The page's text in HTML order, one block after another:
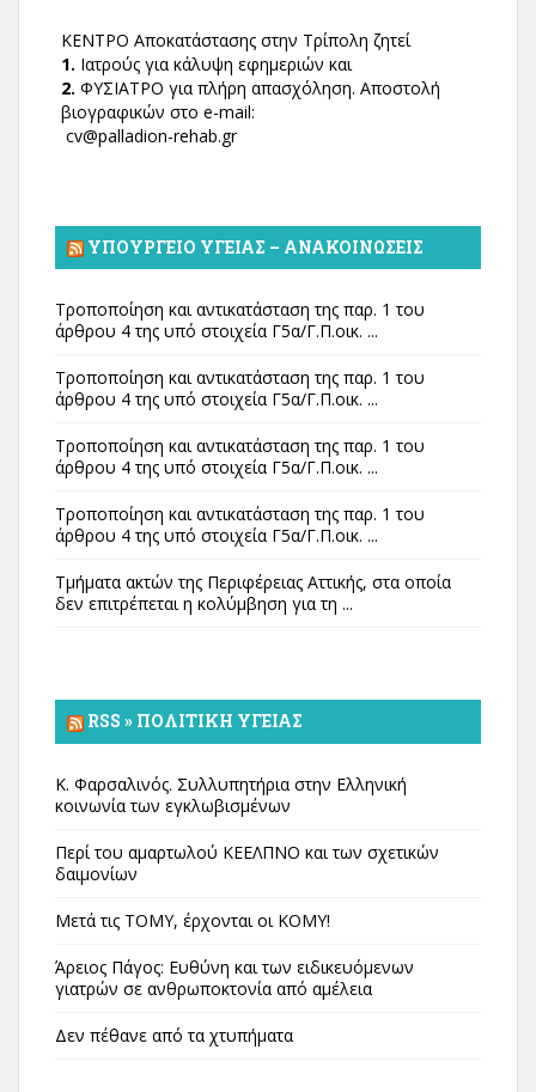
ΚΕΝΤΡΟ Αποκατάστασης στην Τρίπολη ζητεί
1. Ιατρούς για κάλυψη εφημεριών και
2. ΦΥΣΙΑΤΡΟ για πλήρη απασχόληση. Αποστολή
βιογραφικών στο e-mail:
cv@palladion-rehab.gr
ΥΠΟΥΡΓΕΊΟ ΥΓΕΊΑΣ – ΑΝΑΚΟΙΝΏΣΕΙΣ
Τροποποίηση και αντικατάσταση της παρ. 1 του
άρθρου 4 της υπό στοιχεία Γ5α/Γ.Π.οικ. ...
Τροποποίηση και αντικατάσταση της παρ. 1 του
άρθρου 4 της υπό στοιχεία Γ5α/Γ.Π.οικ. ...
Τροποποίηση και αντικατάσταση της παρ. 1 του
άρθρου 4 της υπό στοιχεία Γ5α/Γ.Π.οικ. ...
Τροποποίηση και αντικατάσταση της παρ. 1 του
άρθρου 4 της υπό στοιχεία Γ5α/Γ.Π.οικ. ...
Τμήματα ακτών της Περιφέρειας Αττικής, στα οποία
δεν επιτρέπεται η κολύμβηση για τη ...
RSS » ΠΟΛΙΤΙΚΉ ΥΓΕΊΑΣ
Κ. Φαρσαλινός. Συλλυπητήρια στην Ελληνική
κοινωνία των εγκλωβισμένων
Περί του αμαρτωλού ΚΕΕΛΠΝΟ και των σχετικών
δαιμονίων
Μετά τις ΤΟΜΥ, έρχονται οι ΚΟΜΥ!
Άρειος Πάγος: Ευθύνη και των ειδικευόμενων
γιατρών σε ανθρωποκτονία από αμέλεια
Δεν πέθανε από τα χτυπήματα